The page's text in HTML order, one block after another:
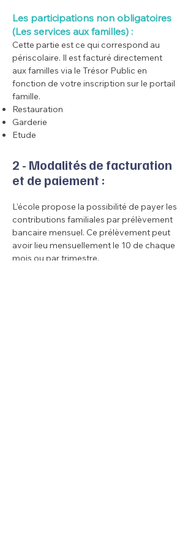
Les participations non obligatoires
(Les services aux familles) :
Cette partie est ce qui correspond au
périscolaire. Il est facturé directement
aux familles via le Trésor Public en
fonction de votre inscription sur le portail
famille.
Restauration
Garderie
Etude
2 - Modalités de facturation
et de paiement :
L’école propose la possibilité de payer les
contributions familiales par prélèvement
bancaire mensuel. Ce prélèvement peut
avoir lieu mensuellement le 10 de chaque
mois ou par trimestre.